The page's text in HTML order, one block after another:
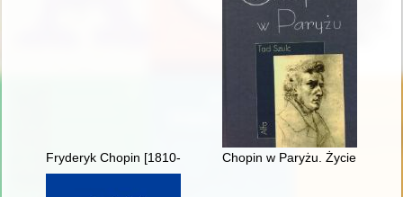
Fryderyk Chopin [1810-1849] Chopin w Paryżu. Życie i epoka